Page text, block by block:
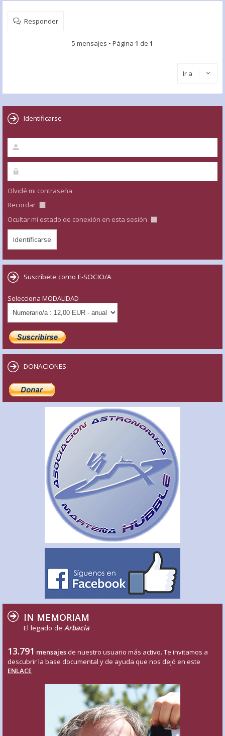
Responder
5 mensajes • Página 1 de 1
Ir a
Identificarse
Olvidé mi contraseña
Recordar
Ocultar mi estado de conexión en esta sesión
Suscríbete como E-SOCIO/A
Selecciona MODALIDAD
DONACIONES
IN MEMORIAM
El legado de Arbacia
13.791 mensajes de nuestro usuario más activo. Te invitamos a
descubrir la base documental y de ayuda que nos dejó en este
ENLACE